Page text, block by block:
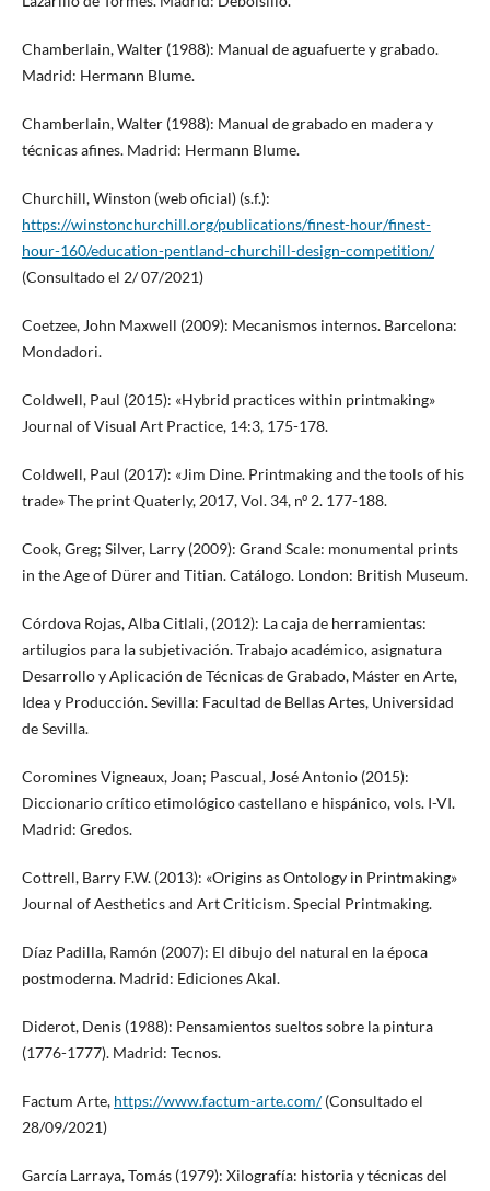
Chamberlain, Walter (1988): Manual de aguafuerte y grabado.
Madrid: Hermann Blume.
Chamberlain, Walter (1988): Manual de grabado en madera y
técnicas afines. Madrid: Hermann Blume.
Churchill, Winston (web oficial) (s.f.):
https://winstonchurchill.org/publications/finest-hour/finest-
hour-160/education-pentland-churchill-design-competition/
(Consultado el 2/ 07/2021)
Coetzee, John Maxwell (2009): Mecanismos internos. Barcelona:
Mondadori.
Coldwell, Paul (2015): «Hybrid practices within printmaking»
Journal of Visual Art Practice, 14:3, 175-178.
Coldwell, Paul (2017): «Jim Dine. Printmaking and the tools of his
trade» The print Quaterly, 2017, Vol. 34, nº 2. 177-188.
Cook, Greg; Silver, Larry (2009): Grand Scale: monumental prints
in the Age of Dürer and Titian. Catálogo. London: British Museum.
Córdova Rojas, Alba Citlali, (2012): La caja de herramientas:
artilugios para la subjetivación. Trabajo académico, asignatura
Desarrollo y Aplicación de Técnicas de Grabado, Máster en Arte,
Idea y Producción. Sevilla: Facultad de Bellas Artes, Universidad
de Sevilla.
Coromines Vigneaux, Joan; Pascual, José Antonio (2015):
Diccionario crítico etimológico castellano e hispánico, vols. I-VI.
Madrid: Gredos.
Cottrell, Barry F.W. (2013): «Origins as Ontology in Printmaking»
Journal of Aesthetics and Art Criticism. Special Printmaking.
Díaz Padilla, Ramón (2007): El dibujo del natural en la época
postmoderna. Madrid: Ediciones Akal.
Diderot, Denis (1988): Pensamientos sueltos sobre la pintura
(1776-1777). Madrid: Tecnos.
Factum Arte, https://www.factum-arte.com/(Consultado el
28/09/2021)
García Larraya, Tomás (1979): Xilografía: historia y técnicas del